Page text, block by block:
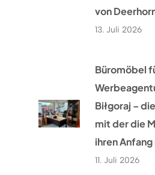
von
13. Juli 2026
Büromöbel
Biłgoraj –
mit der die
ihren Anfang
11. Juli 2026